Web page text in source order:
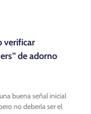
verificar
de adorno
buena señal inicial
no debería ser el